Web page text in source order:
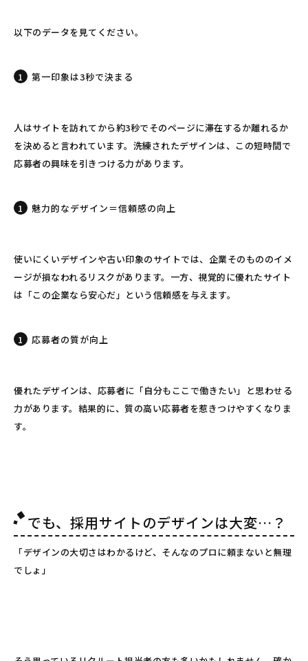
以下のデータを見てください。
第一印象は3秒で決まる
人はサイトを訪れてから約3秒でそのページに滞在するか離れるか
を決めると言われています。洗練されたデザインは、この短時間で
応募者の興味を引きつける力があります。
魅力的なデザイン＝信頼感の向上
使いにくいデザインや古い印象のサイトでは、企業そのもののイメ
ージが損なわれるリスクがあります。一方、視覚的に優れたサイト
は「この企業なら安心だ」という信頼感を与えます。
応募者の質が向上
優れたデザインは、応募者に「自分もここで働きたい」と思わせる
力があります。結果的に、質の高い応募者を惹きつけやすくなりま
す。
でも、採用サイトのデザインは大変…？
「デザインの大切さはわかるけど、そんなのプロに頼まないと無理
でしょ」